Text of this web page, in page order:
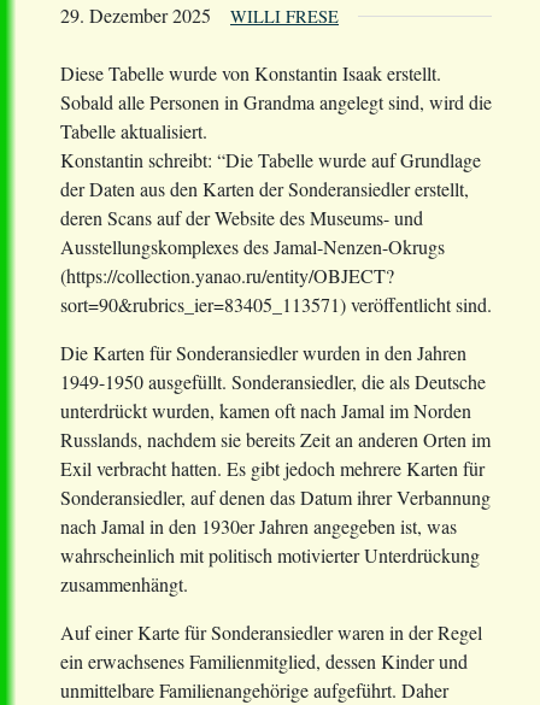
29. Dezember 2025 WILLI FRESE
Diese Tabelle wurde von Konstantin Isaak erstellt.
Sobald alle Personen in Grandma angelegt sind, wird die
Tabelle aktualisiert.
Konstantin schreibt: “Die Tabelle wurde auf Grundlage
der Daten aus den Karten der Sonderansiedler erstellt,
deren Scans auf der Website des Museums- und
Ausstellungskomplexes des Jamal-Nenzen-Okrugs
(https://collection.yanao.ru/entity/OBJECT?
sort=90&rubrics_ier=83405_113571) veröffentlicht sind.
Die Karten für Sonderansiedler wurden in den Jahren
1949-1950 ausgefüllt. Sonderansiedler, die als Deutsche
unterdrückt wurden, kamen oft nach Jamal im Norden
Russlands, nachdem sie bereits Zeit an anderen Orten im
Exil verbracht hatten. Es gibt jedoch mehrere Karten für
Sonderansiedler, auf denen das Datum ihrer Verbannung
nach Jamal in den 1930er Jahren angegeben ist, was
wahrscheinlich mit politisch motivierter Unterdrückung
zusammenhängt.
Auf einer Karte für Sonderansiedler waren in der Regel
ein erwachsenes Familienmitglied, dessen Kinder und
unmittelbare Familienangehörige aufgeführt. Daher